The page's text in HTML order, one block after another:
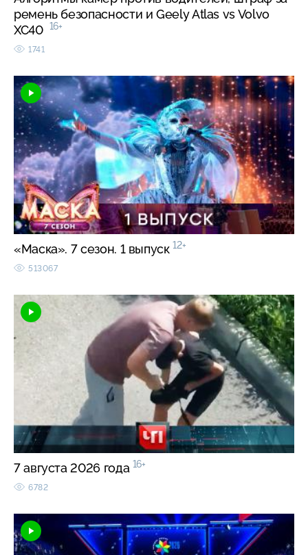
ремень безопасности и Geely Atlas vs Volvo
XC40 16+
1741
«Маска». 7 сезон. 1 выпуск 12+
513067
7 августа 2026 года 16+
6782